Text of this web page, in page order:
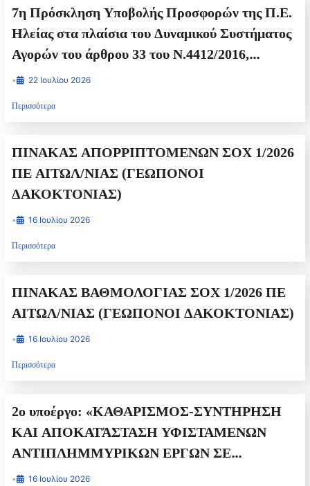
7η Πρόσκληση Υποβολής Προσφορών της Π.Ε.
Ηλείας στα πλαίσια του Δυναμικού Συστήματος
Αγορών του άρθρου 33 του Ν.4412/2016,
τετραετούς διάρκειας (2024-2028), για την
Περιφερειακής Ενότητας Ηλείας για το σχολικό
έτος 2026-2027
• 22 Ιουλίου 2026
Περισσότερα
ΠΙΝΑΚΑΣ ΑΠΟΡΡΙΠΤΟΜΕΝΩΝ ΣΟΧ 1/2026
ΠΕ ΑΙΤΩΛ/ΝΙΑΣ (ΓΕΩΠΟΝΟΙ
ΔΑΚΟΚΤΟΝΙΑΣ)
• 16 Ιουλίου 2026
Περισσότερα
ΠΙΝΑΚΑΣ ΒΑΘΜΟΛΟΓΙΑΣ ΣΟΧ 1/2026 ΠΕ
ΑΙΤΩΛ/ΝΙΑΣ (ΓΕΩΠΟΝΟΙ ΔΑΚΟΚΤΟΝΙΑΣ)
• 16 Ιουλίου 2026
Περισσότερα
2ο υποέργο: «ΚΑΘΑΡΙΣΜΟΣ-ΣΥΝΤΗΡΗΣΗ
ΚΑΙ ΑΠΟΚΑΤΆΣΤΑΣΗ ΥΦΙΣΤΑΜΕΝΩΝ
ΑΝΤΙΠΛΗΜΜΥΡΙΚΩΝ ΕΡΓΩΝ ΣΕ
ΠΟΤΑΜΟΥΣ ΚΑΙ ΧΕΙΜΑΡΟΥΣ ΤΩΝ
• 16 Ιουλίου 2026